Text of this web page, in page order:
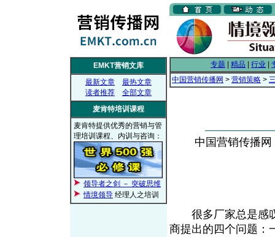
EMKT营销文库
最新文章
最热文章
读者推荐
全部文章
麦肯特培训课程
麦肯特提供优秀的营销与管
理培训课程、内训与咨询：
领导者之剑 － 突破思维
情境领导 经理人之培训
专题 精品 行业
中国营销传播网 > 营销策略 >
中国营销传播
很多厂家总是感叹
商提出的四个问题：